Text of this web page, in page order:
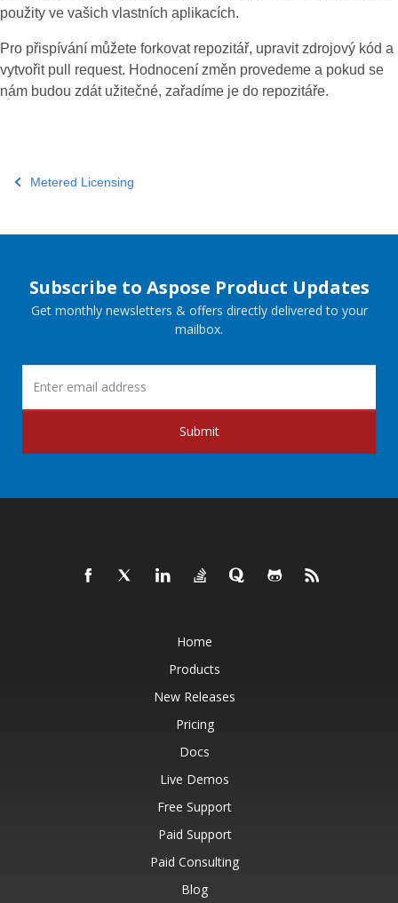
použity ve vašich vlastních aplikacích.
Pro přispívání můžete forkovat repozitář, upravit zdrojový kód a
vytvořit pull request. Hodnocení změn provedeme a pokud se
nám budou zdát užitečné, zařadíme je do repozitáře.
Metered Licensing
Subscribe to Aspose Product Updates
Get monthly newsletters & offers directly delivered to your
mailbox.
Submit
Home
Products
New Releases
Pricing
Docs
Live Demos
Free Support
Paid Support
Paid Consulting
Blog